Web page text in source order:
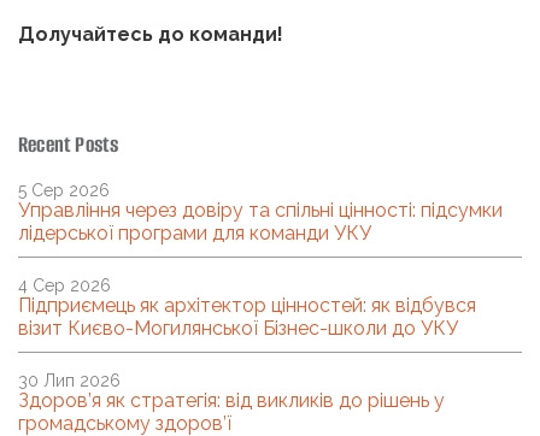
Долучайтесь до команди!
Recent Posts
Управління через довіру та спільні цінності: підсумки
лідерської програми для команди УКУ
5 Сер 2026
Підприємець як архітектор цінностей: як відбувся
візит Києво-Могилянської Бізнес-школи до УКУ
4 Сер 2026
Здоров’я як стратегія: від викликів до рішень у
громадському здоров’ї
30 Лип 2026